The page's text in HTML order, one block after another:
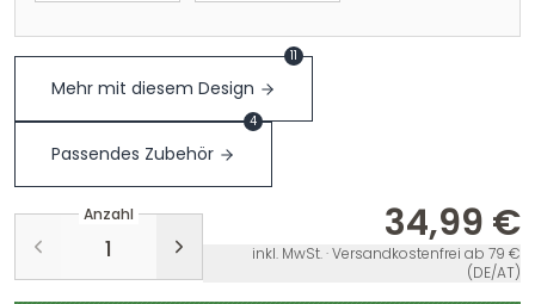
Mehr mit diesem Design
11
Passendes Zubehör
4
Anzahl 34,99 €
inkl. MwSt. · Versandkostenfrei ab 79 €
(DE/AT)